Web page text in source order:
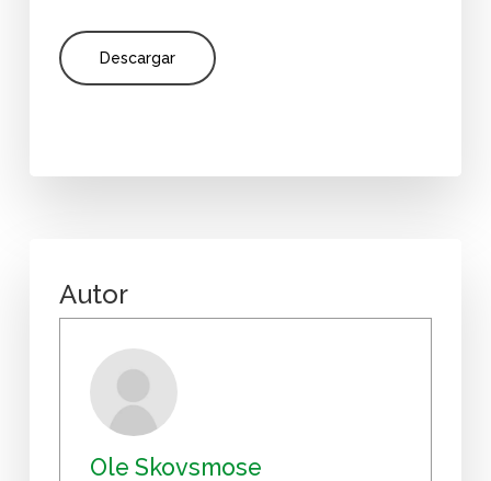
Descargar
Autor
Ole Skovsmose